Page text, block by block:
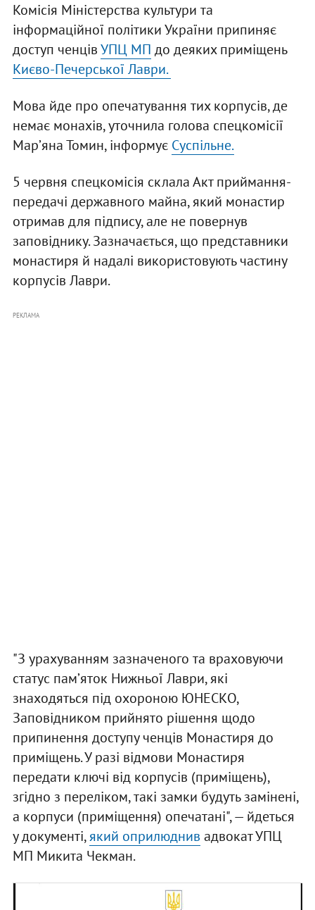
Комісія Міністерства культури та
інформаційної політики України припиняє
доступ ченцівУПЦ МП до деяких приміщень
Києво-Печерської Лаври.
Мова йде про опечатування тих корпусів, де
немає монахів, уточнила голова спецкомісії
Марʼяна Томин, інформує Суспільне.
5 червня спецкомісія склала Акт приймання-
передачі державного майна, який монастир
отримав для підпису, але не повернув
заповіднику. Зазначається, що представники
монастиря й надалі використовують частину
корпусів Лаври.
РЕКЛАМА
"З урахуванням зазначеного та враховуючи
статус памʼяток Нижньої Лаври, які
знаходяться під охороною ЮНЕСКО,
Заповідником прийнято рішення щодо
припинення доступу ченців Монастиря до
приміщень. У разі відмови Монастиря
передати ключі від корпусів (приміщень),
згідно з переліком, такі замки будуть замінені,
а корпуси (приміщення) опечатані", — йдеться
у документі,який оприлюднив адвокат УПЦ
МП Микита Чекман.